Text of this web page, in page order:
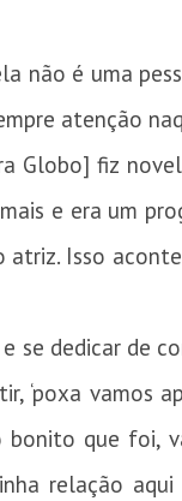
não é uma
atenção
Globo] fiz
e era um
atriz. Isso
se dedicar de
‘poxa vamos
bonito que foi,
relação